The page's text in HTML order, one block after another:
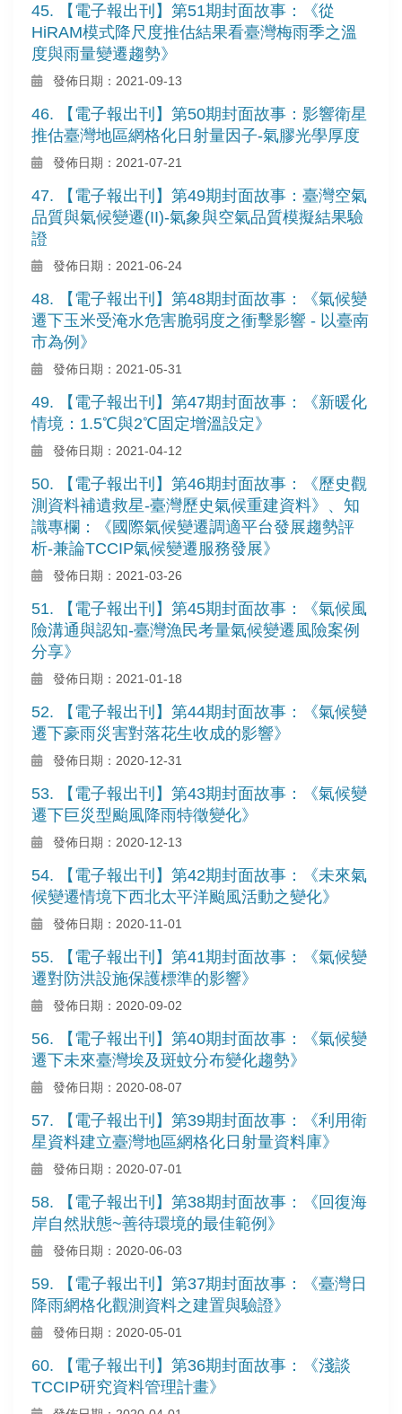
45. 【電子報出刊】第51期封面故事：《從
HiRAM模式降尺度推估結果看臺灣梅雨季之溫
度與雨量變遷趨勢》
發佈日期：2021-09-13
46. 【電子報出刊】第50期封面故事：影響衛星
推估臺灣地區網格化日射量因子-氣膠光學厚度
發佈日期：2021-07-21
47. 【電子報出刊】第49期封面故事：臺灣空氣
品質與氣候變遷(II)-氣象與空氣品質模擬結果驗
證
發佈日期：2021-06-24
48. 【電子報出刊】第48期封面故事：《氣候變
遷下玉米受淹水危害脆弱度之衝擊影響 - 以臺南
市為例》
發佈日期：2021-05-31
49. 【電子報出刊】第47期封面故事：《新暖化
情境：1.5℃與2℃固定增溫設定》
發佈日期：2021-04-12
50. 【電子報出刊】第46期封面故事：《歷史觀
測資料補遺救星-臺灣歷史氣候重建資料》、知
識專欄：《國際氣候變遷調適平台發展趨勢評
析-兼論TCCIP氣候變遷服務發展》
發佈日期：2021-03-26
51. 【電子報出刊】第45期封面故事：《氣候風
險溝通與認知-臺灣漁民考量氣候變遷風險案例
分享》
發佈日期：2021-01-18
52. 【電子報出刊】第44期封面故事：《氣候變
遷下豪雨災害對落花生收成的影響》
發佈日期：2020-12-31
53. 【電子報出刊】第43期封面故事：《氣候變
遷下巨災型颱風降雨特徵變化》
發佈日期：2020-12-13
54. 【電子報出刊】第42期封面故事：《未來氣
候變遷情境下西北太平洋颱風活動之變化》
發佈日期：2020-11-01
55. 【電子報出刊】第41期封面故事：《氣候變
遷對防洪設施保護標準的影響》
發佈日期：2020-09-02
56. 【電子報出刊】第40期封面故事：《氣候變
遷下未來臺灣埃及斑蚊分布變化趨勢》
發佈日期：2020-08-07
57. 【電子報出刊】第39期封面故事：《利用衛
星資料建立臺灣地區網格化日射量資料庫》
發佈日期：2020-07-01
58. 【電子報出刊】第38期封面故事：《回復海
岸自然狀態~善待環境的最佳範例》
發佈日期：2020-06-03
59. 【電子報出刊】第37期封面故事：《臺灣日
降雨網格化觀測資料之建置與驗證》
發佈日期：2020-05-01
60. 【電子報出刊】第36期封面故事：《淺談
TCCIP研究資料管理計畫》